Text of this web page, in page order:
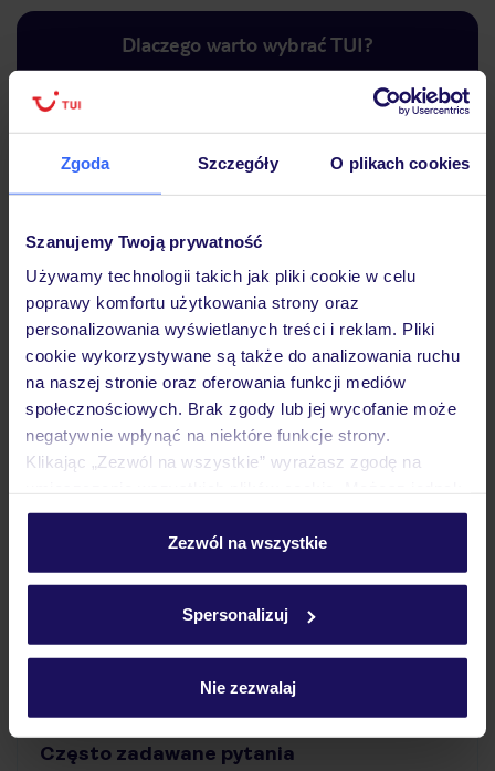
Zgoda Szczegóły O plikach cookies
Szanujemy Twoją prywatność
Używamy technologii takich jak pliki cookie w celu
poprawy komfortu użytkowania strony oraz
personalizowania wyświetlanych treści i reklam. Pliki
cookie wykorzystywane są także do analizowania ruchu
na naszej stronie oraz oferowania funkcji mediów
społecznościowych. Brak zgody lub jej wycofanie może
negatywnie wpłynąć na niektóre funkcje strony.
Klikając „Zezwól na wszystkie” wyrażasz zgodę na
personalizować swój wybór wchodząc w zakładkę
Szczegółowe informacje o plikach cookie znajdziesz
Zezwól na wszystkie
Spersonalizuj
Nie zezwalaj
Dlaczego warto wybrać TUI?
Lider niskich cen
Największe biuro
30 lat w
Hotel
Pokoje
Atrakcje
Ważne informacje
Często zadawane pytania